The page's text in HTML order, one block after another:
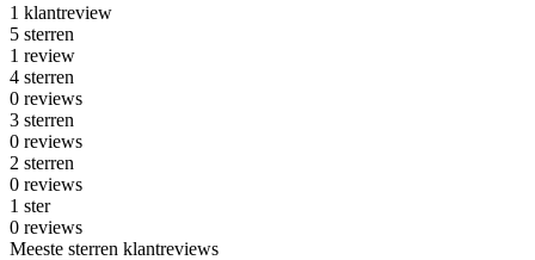
1 klantreview
5 sterren
1 review
4 sterren
0 reviews
3 sterren
0 reviews
2 sterren
0 reviews
1 ster
0 reviews
Meeste sterren klantreviews